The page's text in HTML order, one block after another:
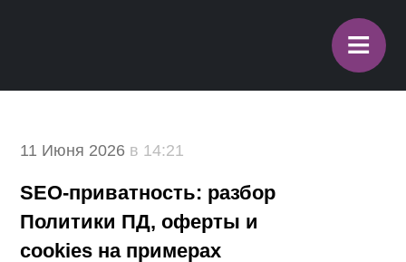
≡
11 Июня 2026 в 14:21
SEO-приватность: разбор
Политики ПД, оферты и
cookies на примерах